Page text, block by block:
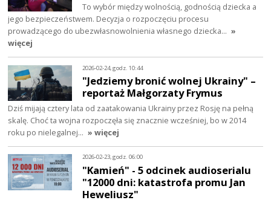
To wybór między wolnością, godnością dziecka a
jego bezpieczeństwem. Decyzja o rozpoczęciu procesu
prowadzącego do ubezwłasnowolnienia własnego dziecka… »
więcej
2026-02-24, godz. 10:44
"Jedziemy bronić wolnej Ukrainy" –
reportaż Małgorzaty Frymus
Dziś mijają cztery lata od zaatakowania Ukrainy przez Rosję na pełną
skalę. Choć ta wojna rozpoczęła się znacznie wcześniej, bo w 2014
roku po nielegalnej… » więcej
2026-02-23, godz. 06:00
"Kamień" - 5 odcinek audioserialu
"12000 dni: katastrofa promu Jan
Heweliusz"